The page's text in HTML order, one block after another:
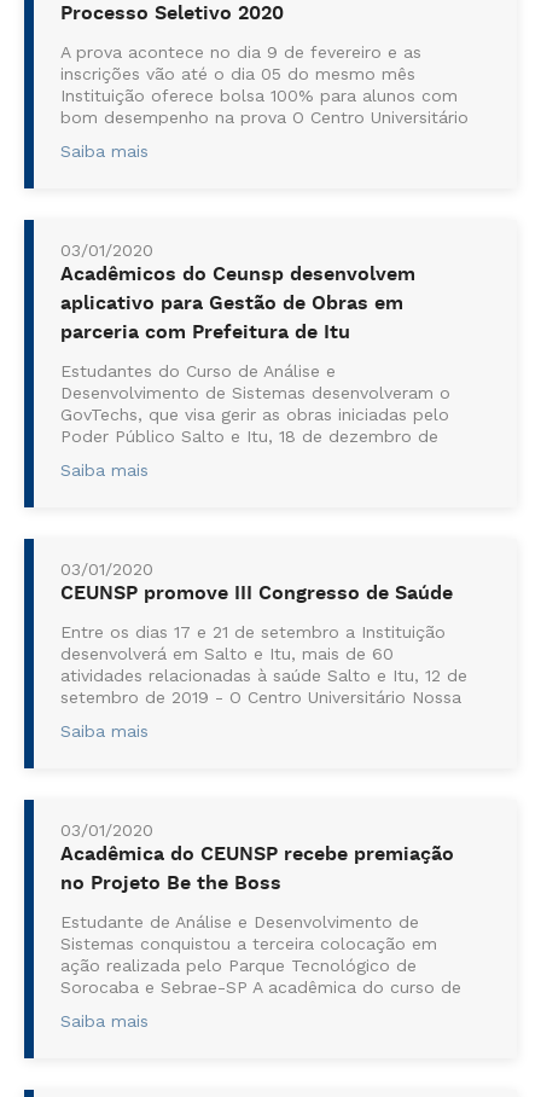
Processo Seletivo 2020
A prova acontece no dia 9 de fevereiro e as
inscrições vão até o dia 05 do mesmo mês
Instituição oferece bolsa 100% para alunos com
bom desempenho na prova O Centro Universitário
Saiba mais
03/01/2020
Acadêmicos do Ceunsp desenvolvem
aplicativo para Gestão de Obras em
parceria com Prefeitura de Itu
Estudantes do Curso de Análise e
Desenvolvimento de Sistemas desenvolveram o
GovTechs, que visa gerir as obras iniciadas pelo
Poder Público Salto e Itu, 18 de dezembro de
Desenvolvimento de Sistemas do Centro...
Saiba mais
03/01/2020
CEUNSP promove III Congresso de Saúde
Entre os dias 17 e 21 de setembro a Instituição
desenvolverá em Salto e Itu, mais de 60
atividades relacionadas à saúde Salto e Itu, 12 de
setembro de 2019 - O Centro Universitário Nossa
integra o gru...
Saiba mais
03/01/2020
Acadêmica do CEUNSP recebe premiação
no Projeto Be the Boss
Estudante de Análise e Desenvolvimento de
Sistemas conquistou a terceira colocação em
ação realizada pelo Parque Tecnológico de
Sorocaba e Sebrae-SP A acadêmica do curso de
Centro Universitário Nossa Senhora do
Saiba mais